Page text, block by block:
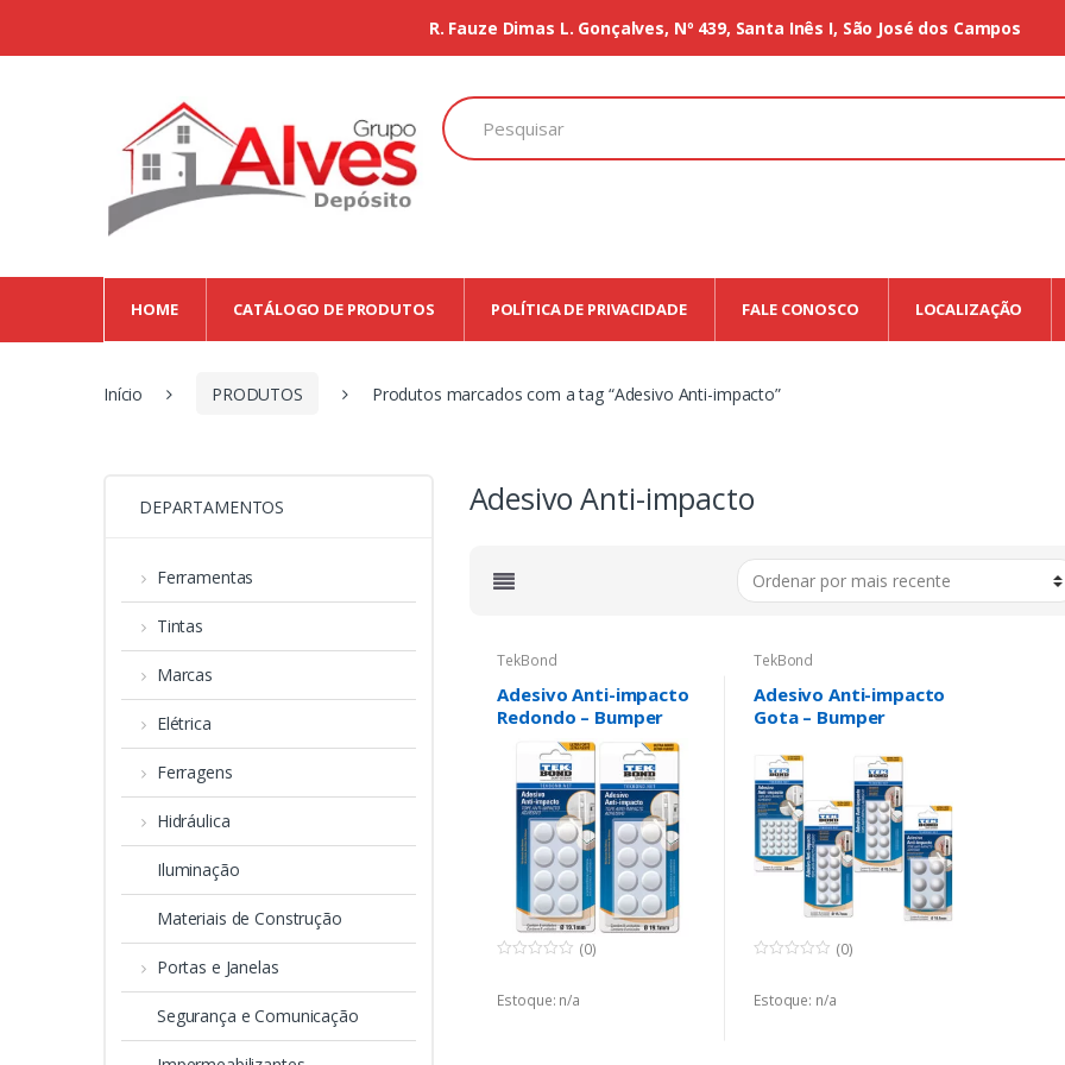
Search
for:
HOME CATÁLOGO DE PRODUTOS POLÍTICA DE PRIVACIDADE FALE CONOSCO LOCALIZAÇÃO
Início PRODUTOS Produtos marcados com a tag “Adesivo Anti-impacto”
Adesivo Anti-impacto
TekBond
Adesivo Anti-impacto
Redondo – Bumper
u
(0)
Estoque: n/a
TekBond
Adesivo Anti-impacto
Gota – Bumper
u
(0)
Estoque: n/a
DEPARTAMENTOS
Ferramentas
Tintas
Marcas
Elétrica
Ferragens
Hidráulica
Iluminação
Materiais de Construção
Portas e Janelas
Segurança e Comunicação
R. Fauze Dimas L. Gonçalves, Nº 439, Santa Inês I, São José dos Campos